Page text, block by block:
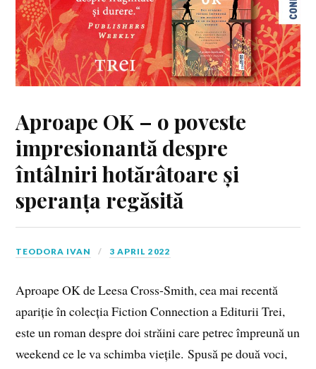
Aproape OK – o poveste
impresionantă despre
întâlniri hotărâtoare și
speranța regăsită
TEODORA IVAN 3 APRIL 2022
Aproape OK de Leesa Cross-Smith, cea mai recentă
apariție în colecția Fiction Connection a Editurii Trei,
este un roman despre doi străini care petrec împreună un
weekend ce le va schimba viețile. Spusă pe două voci,